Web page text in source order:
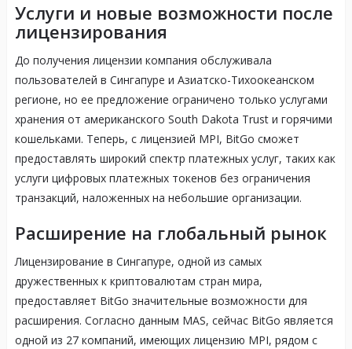
Услуги и новые возможности после
лицензирования
До получения лицензии компания обслуживала
пользователей в Сингапуре и Азиатско-Тихоокеанском
регионе, но ее предложение ограничено только услугами
хранения от американского South Dakota Trust и горячими
кошельками. Теперь, с лицензией MPI, BitGo сможет
предоставлять широкий спектр платежных услуг, таких как
услуги цифровых платежных токенов без ограничения
транзакций, наложенных на небольшие организации.
Расширение на глобальный рынок
Лицензирование в Сингапуре, одной из самых
дружественных к криптовалютам стран мира,
предоставляет BitGo значительные возможности для
расширения. Согласно данным MAS, сейчас BitGo является
одной из 27 компаний, имеющих лицензию MPI, рядом с